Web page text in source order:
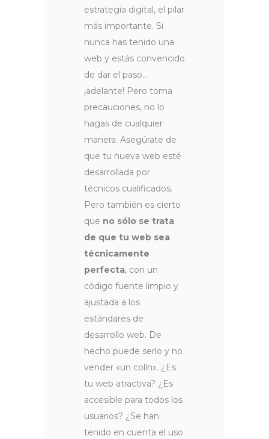
estrategia digital, el pilar
más importante. Si
nunca has tenido una
web y estás convencido
de dar el paso…
¡adelante! Pero toma
precauciones, no lo
hagas de cualquier
manera. Asegúrate de
que tu nueva web esté
desarrollada por
técnicos cualificados.
Pero también es cierto
que no sólo se trata
de que tu web sea
técnicamente
perfecta, con un
código fuente limpio y
ajustada a los
estándares de
desarrollo web. De
hecho puede serlo y no
vender «un colín». ¿Es
tu web atractiva? ¿Es
accesible para todos los
usuarios? ¿Se han
tenido en cuenta el uso